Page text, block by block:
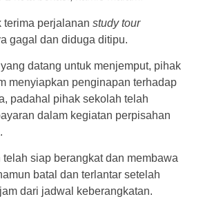
terima perjalanan study tour
gagal dan diduga ditipu.
datang untuk menjemput, pihak
menyiapkan penginapan terhadap
padahal pihak sekolah telah
dalam kegiatan perpisahan
siap berangkat dan membawa
batal dan terlantar setelah
dari jadwal keberangkatan.